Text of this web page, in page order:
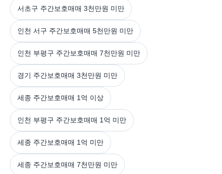
서초구 주간보호매매 3천만원 미만
인천 서구 주간보호매매 5천만원 미만
인천 부평구 주간보호매매 7천만원 미만
경기 주간보호매매 3천만원 미만
세종 주간보호매매 1억 이상
인천 부평구 주간보호매매 1억 미만
세종 주간보호매매 1억 미만
세종 주간보호매매 7천만원 미만